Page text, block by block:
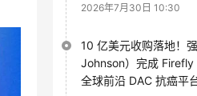
2026年7月30日 10:30
10 亿美元收购落地！
Johnson）完成 Firefly
全球前沿 DAC 抗癌平